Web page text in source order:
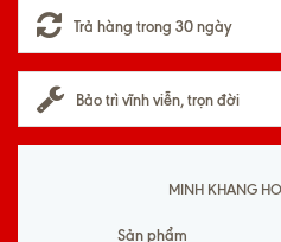
Trả hàng trong 30 ngày
Bảo trì vĩnh viễn, trọn đời
MINH KHANG
Sản phẩm